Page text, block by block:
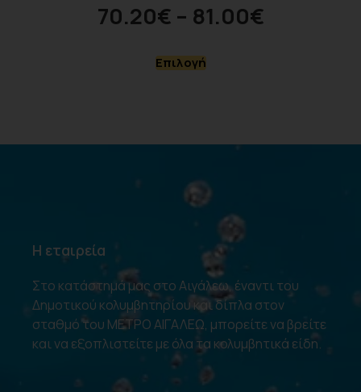
70.20€ – 81.00€
Επιλογή
Η εταιρεία
Στο κατάστημά μας στο Αιγάλεω, έναντι του
Δημοτικού κολυμβητηρίου και δίπλα στον
σταθμό του ΜΕΤΡΟ ΑΙΓΑΛΕΩ, μπορείτε να βρείτε
και να εξοπλιστείτε με όλα τα κολυμβητικά είδη.